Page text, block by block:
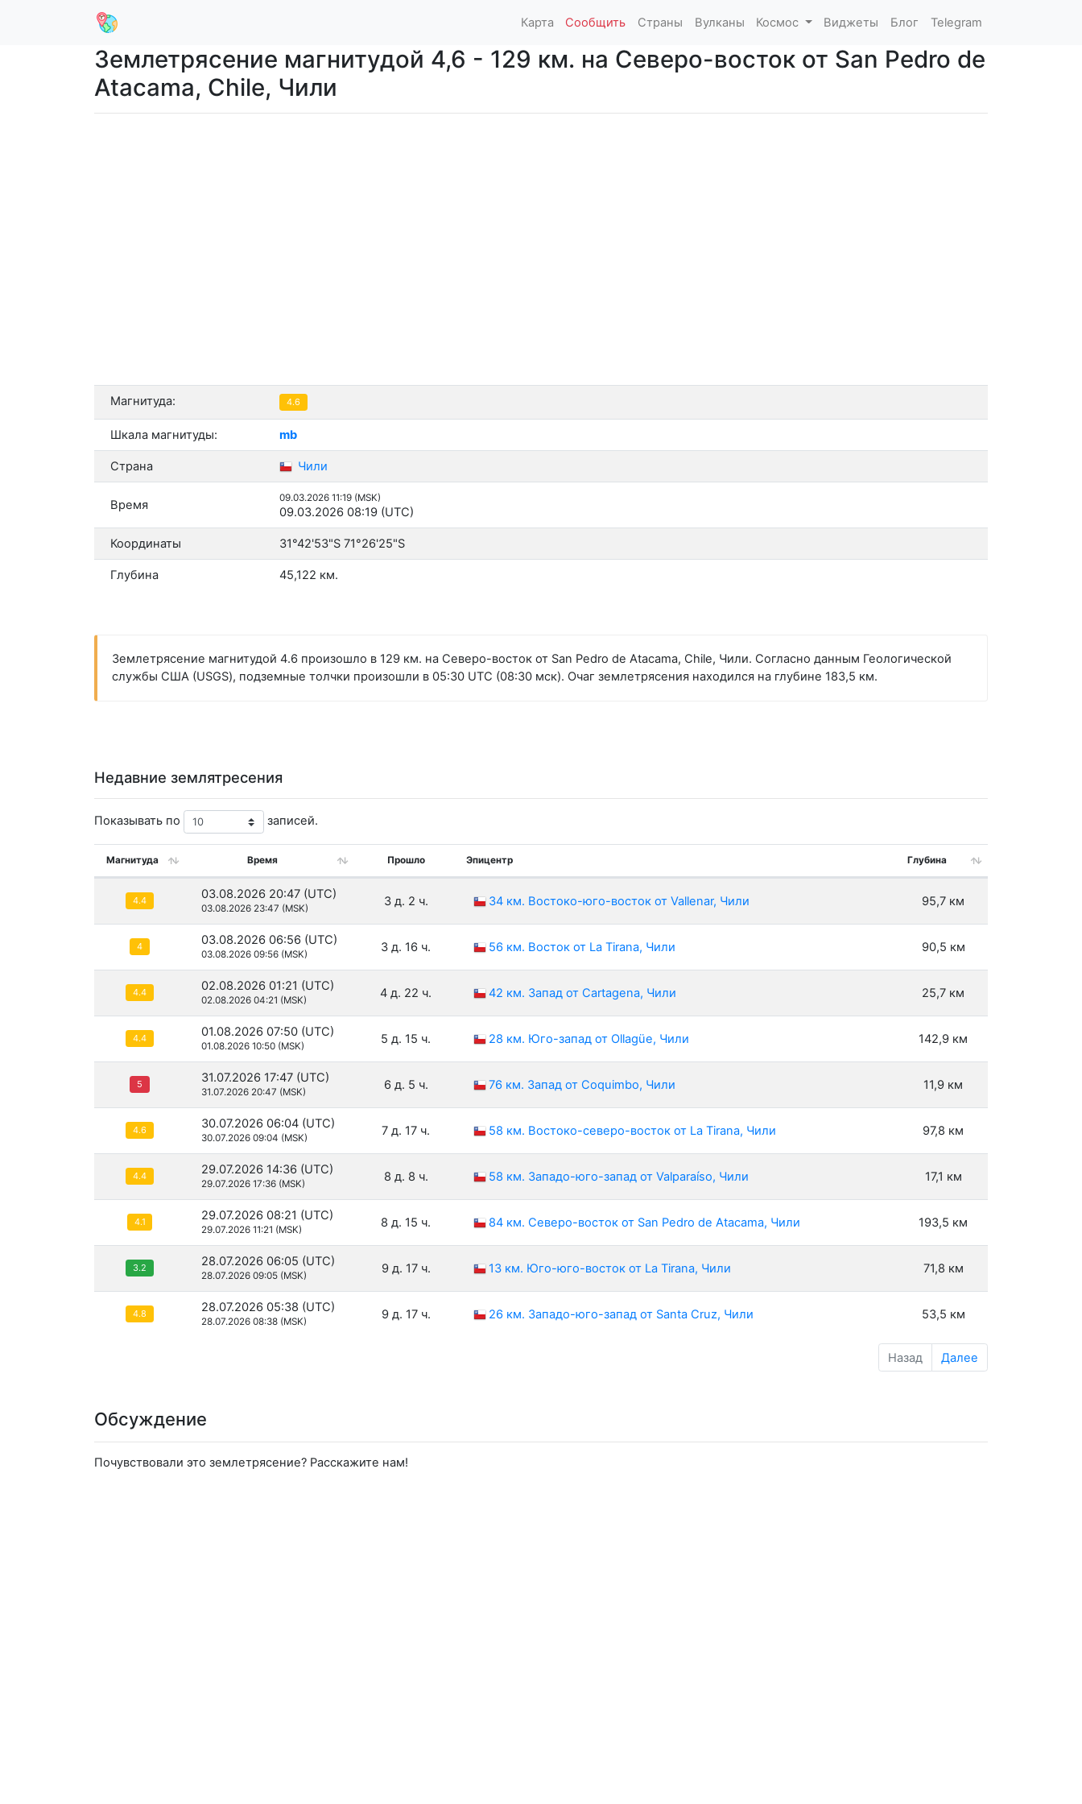
Карта Сообщить Страны Вулканы Космос Виджеты Блог Telegram
Землетрясение магнитудой 4,6 - 129 км. на Северо-восток от San Pedro de
Atacama, Chile, Чили
Магнитуда: 4.6
Шкала магнитуды: mb
Страна Чили
Время 09.03.2026 11:19 (MSK)
09.03.2026 08:19 (UTC)
Координаты 31°42'53"S 71°26'25"S
Глубина 45,122 км.
Землетрясение магнитудой 4.6 произошло в 129 км. на Северо-восток от San Pedro de Atacama, Chile, Чили. Согласно данным Геологической
службы США (USGS), подземные толчки произошли в 05:30 UTC (08:30 мск). Очаг землетрясения находился на глубине 183,5 км.
Недавние землятресения
Показывать по записей.
Магнитуда Время Прошло Эпицентр Глубина
4.4 03.08.2026 20:47 (UTC)
03.08.2026 23:47 (MSK) 3 д. 2 ч. 34 км. Востоко-юго-восток от Vallenar, Чили 95,7 км
4 03.08.2026 06:56 (UTC)
03.08.2026 09:56 (MSK) 3 д. 16 ч. 56 км. Восток от La Tirana, Чили 90,5 км
4.4 02.08.2026 01:21 (UTC)
02.08.2026 04:21 (MSK) 4 д. 22 ч. 42 км. Запад от Cartagena, Чили 25,7 км
4.4 01.08.2026 07:50 (UTC)
01.08.2026 10:50 (MSK) 5 д. 15 ч. 28 км. Юго-запад от Ollagüe, Чили 142,9 км
5 31.07.2026 17:47 (UTC)
31.07.2026 20:47 (MSK) 6 д. 5 ч. 76 км. Запад от Coquimbo, Чили 11,9 км
4.6 30.07.2026 06:04 (UTC)
30.07.2026 09:04 (MSK) 7 д. 17 ч. 58 км. Востоко-северо-восток от La Tirana, Чили 97,8 км
4.4 29.07.2026 14:36 (UTC)
29.07.2026 17:36 (MSK) 8 д. 8 ч. 58 км. Западо-юго-запад от Valparaíso, Чили 17,1 км
4.1 29.07.2026 08:21 (UTC)
29.07.2026 11:21 (MSK) 8 д. 15 ч. 84 км. Северо-восток от San Pedro de Atacama, Чили 193,5 км
3.2 28.07.2026 06:05 (UTC)
28.07.2026 09:05 (MSK) 9 д. 17 ч. 13 км. Юго-юго-восток от La Tirana, Чили 71,8 км
4.8 28.07.2026 05:38 (UTC)
28.07.2026 08:38 (MSK) 9 д. 17 ч. 26 км. Западо-юго-запад от Santa Cruz, Чили 53,5 км
Назад Далее
Обсуждение
Почувствовали это землетрясение? Расскажите нам!